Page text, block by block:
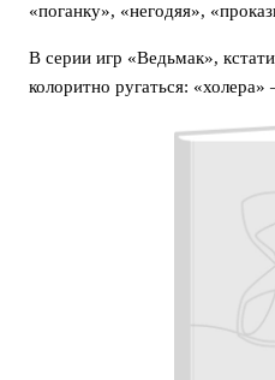
«поганку», «негодяя»,
В серии игр «Ведьмак»,
колоритно ругаться: